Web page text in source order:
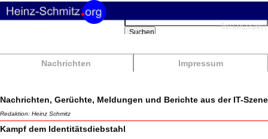
Nachrichten Impressum
Suchbegriffe
Suchen
Nachrichten, Gerüchte, Meldungen und Berichte aus der IT-Szene
Redaktion: Heinz Schmitz
Kampf dem Identitätsdiebstahl